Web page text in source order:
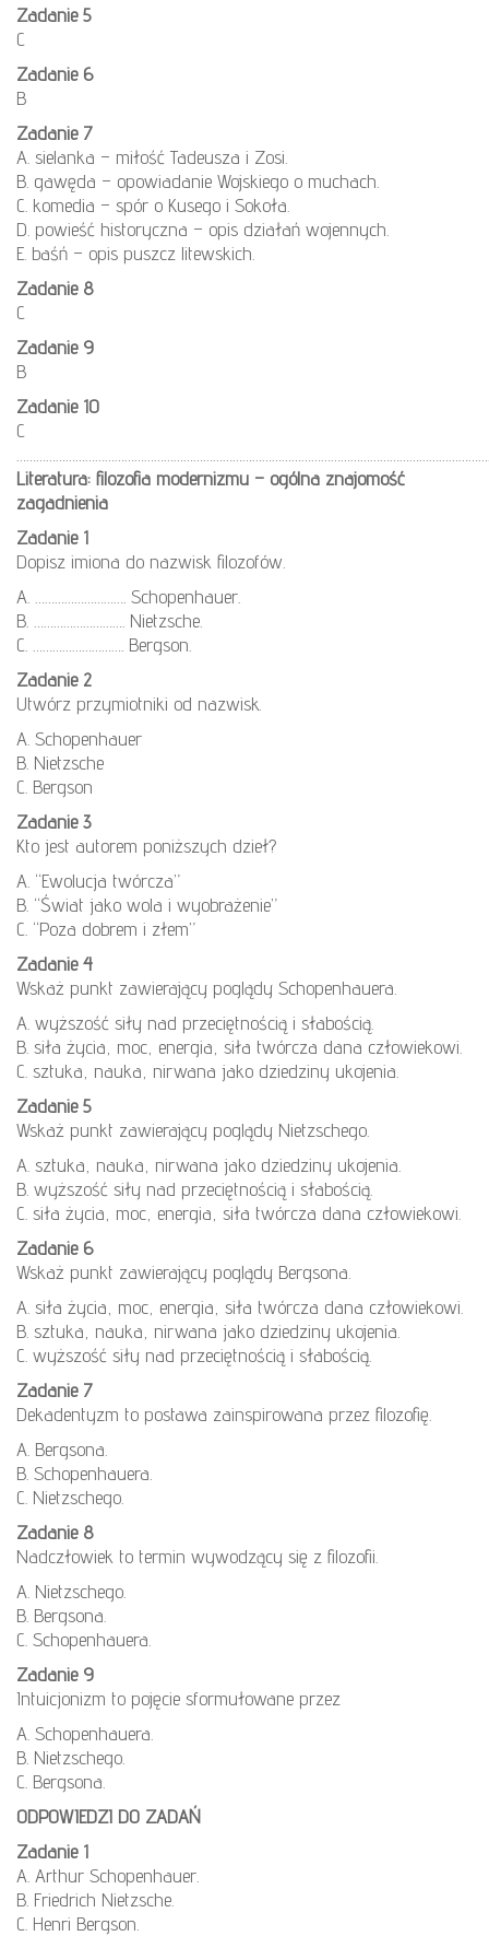
Zadanie 5
C
Zadanie 6
B
Zadanie 7
A. sielanka – miłość Tadeusza i Zosi.
B. gawęda – opowiadanie Wojskiego o muchach.
C. komedia – spór o Kusego i Sokoła.
D. powieść historyczna – opis działań wojennych.
E. baśń – opis puszcz litewskich.
Zadanie 8
C
Zadanie 9
B
Zadanie 10
C
Literatura: filozofia modernizmu – ogólna znajomość
zagadnienia
Zadanie 1
Dopisz imiona do nazwisk filozofów.
A. ………………………. Schopenhauer.
B. ………………………. Nietzsche.
C. ………………………. Bergson.
Zadanie 2
Utwórz przymiotniki od nazwisk.
A. Schopenhauer
B. Nietzsche
C. Bergson
Zadanie 3
Kto jest autorem poniższych dzieł?
A. “Ewolucja twórcza”
B. “Świat jako wola i wyobrażenie”
C. “Poza dobrem i złem”
Zadanie 4
Wskaż punkt zawierający poglądy Schopenhauera.
A. wyższość siły nad przeciętnością i słabością.
B. siła życia, moc, energia, siła twórcza dana człowiekowi.
C. sztuka, nauka, nirwana jako dziedziny ukojenia.
Zadanie 5
Wskaż punkt zawierający poglądy Nietzschego.
A. sztuka, nauka, nirwana jako dziedziny ukojenia.
B. wyższość siły nad przeciętnością i słabością.
C. siła życia, moc, energia, siła twórcza dana człowiekowi.
Zadanie 6
Wskaż punkt zawierający poglądy Bergsona.
A. siła życia, moc, energia, siła twórcza dana człowiekowi.
B. sztuka, nauka, nirwana jako dziedziny ukojenia.
C. wyższość siły nad przeciętnością i słabością.
Zadanie 7
Dekadentyzm to postawa zainspirowana przez filozofię.
A. Bergsona.
B. Schopenhauera.
C. Nietzschego.
Zadanie 8
Nadczłowiek to termin wywodzący się z filozofii.
A. Nietzschego.
B. Bergsona.
C. Schopenhauera.
Zadanie 9
Intuicjonizm to pojęcie sformułowane przez
A. Schopenhauera.
B. Nietzschego.
C. Bergsona.
ODPOWIEDZI DO ZADAŃ
Zadanie 1
A. Arthur Schopenhauer.
B. Friedrich Nietzsche.
C. Henri Bergson.